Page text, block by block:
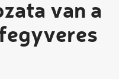
van a